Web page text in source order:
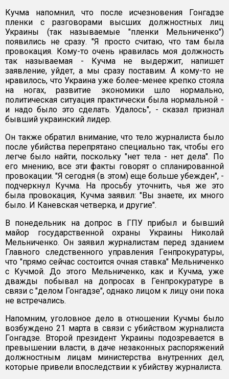
Кучма напомнил, что после исчезновения Гонгадзе
пленки с разговорами высших должностных лиц
Украины (так называемые "пленки Мельниченко")
появились не сразу. "Я просто считаю, что там была
провокация. Кому-то очень нравилась моя должность
так называемая - Кучма не выдержит, напишет
заявление, уйдет, а мы сразу поставим. А кому-то не
нравилось, что Украина уже более-менее крепко стояла
на ногах, развитие экономики шло нормально,
политическая ситуация практически была нормальной -
и надо было это сделать. Удалось", - сказал признал
бывший украинский лидер.
Он также обратил внимание, что тело журналиста было
после убийства перепрятано специально так, чтобы его
легче было найти, поскольку "нет тела - нет дела". По
его мнению, все эти факты говорят о спланированной
провокации. "Я сегодня (в этом) еще больше убежден", -
подчеркнул Кучма. На просьбу уточнить, чья же это
была провокация, Кучма заявил: "Вы знаете, их много
было. И Каневская четверка, и другие".
В понедельник на допрос в ГПУ прибыл и бывший
майор государственной охраны Украины Николай
Мельниченко. Он заявил журналистам перед зданием
Главного следственного управления Генпрокуратуры,
что "прямо сейчас состоится очная ставка" Мельниченко
с Кучмой. До этого Мельниченко, как и Кучма, уже
дважды побывал на допросах в Генпрокуратуре в
связи с "делом Гонгадзе", однако лицом к лицу они пока
не встречались.
Напомним, уголовное дело в отношении Кучмы было
возбуждено 21 марта в связи с убийством журналиста
Гонгадзе. Второй президент Украины подозревается в
превышении власти, в даче незаконных распоряжений
должностным лицам министерства внутренних дел,
которые привели впоследствии к убийству журналиста.